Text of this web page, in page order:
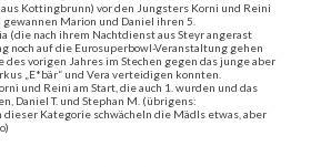
Kottingbrunn) vor den Jungsters Korni und Reini
Marion und Daniel ihren 5.
(die nach ihrem Nachtdienst aus Steyr angerast
noch auf die Eurosuperbowl-Veranstaltung gehen
vorigen Jahres im Stechen gegen das junge aber
„E*bär“ und Vera verteidigen konnten.
und Reini am Start, die auch 1. wurden und das
Daniel T. und Stephan M. (übrigens:
Kategorie schwächeln die Mädls etwas, aber